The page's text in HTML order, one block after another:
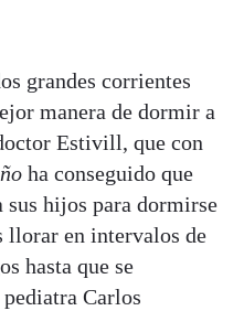
grandes corrientes
manera de dormir a
Estivill, que con
ha conseguido que
sus hijos para dormirse
llorar en intervalos de
hasta que se
Carlos